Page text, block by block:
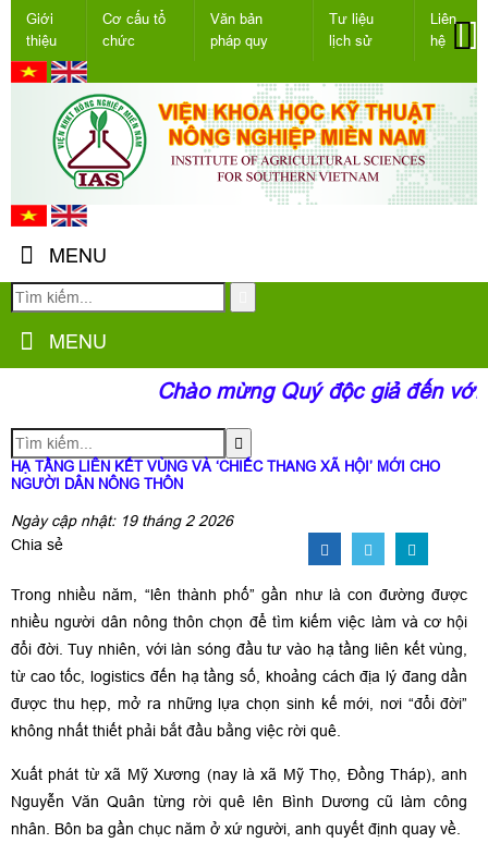
Giới
thiệu
Cơ cấu tổ
chức
Văn bản
pháp quy
Tư liệu
lịch sử
Liên
hệ
MENU
MENU
Chào mừng Quý độc giả đến với
HẠ TẦNG LIÊN KẾT VÙNG VÀ ‘CHIẾC THANG XÃ HỘI’ MỚI CHO
NGƯỜI DÂN NÔNG THÔN
Ngày cập nhật: 19 tháng 2 2026
Chia sẻ
Trong nhiều năm, “lên thành phố” gần như là con đường được
nhiều người dân nông thôn chọn để tìm kiếm việc làm và cơ hội
đổi đời. Tuy nhiên, với làn sóng đầu tư vào hạ tầng liên kết vùng,
từ cao tốc, logistics đến hạ tầng số, khoảng cách địa lý đang dần
được thu hẹp, mở ra những lựa chọn sinh kế mới, nơi “đổi đời”
không nhất thiết phải bắt đầu bằng việc rời quê.
Xuất phát từ xã Mỹ Xương (nay là xã Mỹ Thọ, Đồng Tháp), anh
Nguyễn Văn Quân từng rời quê lên Bình Dương cũ làm công
nhân. Bôn ba gần chục năm ở xứ người, anh quyết định quay về.